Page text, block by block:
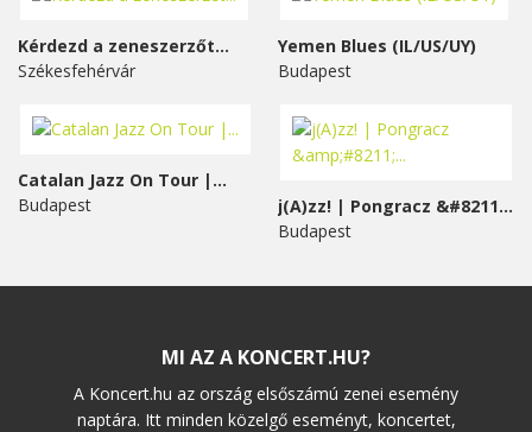
Kérdezd a zeneszerzőt...
Székesfehérvár
Yemen Blues (IL/US/UY)
Budapest
Catalan Jazz On Tour |...
Budapest
j(A)zz! | Pongracz &#8211;...
Budapest
MI AZ A KONCERT.HU?
A Koncert.hu az ország elsőszámú zenei esemény
naptára. Itt minden közelgő eseményt, koncertet,